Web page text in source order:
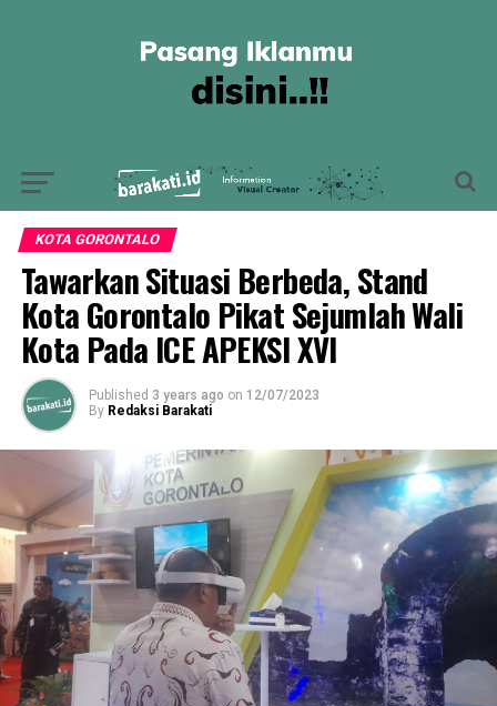
KOTA GORONTALO
Tawarkan Situasi Berbeda, Stand
Kota Gorontalo Pikat Sejumlah Wali
Kota Pada ICE APEKSI XVI
Published 3 years ago on 12/07/2023
By Redaksi Barakati